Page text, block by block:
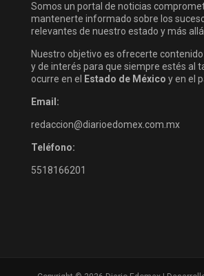
Somos un portal de noticias
mantenerte informado sobre los
relevantes de nuestro estado y más
Nuestro objetivo es ofrecerte
y de interés para que siempre estés al
ocurre en el
Estado de México y en el
Email:
redaccion@diarioedomex.com.mx
Teléfono:
5518166201